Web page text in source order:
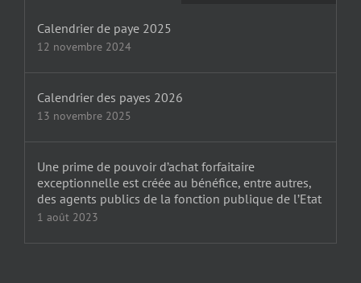
Calendrier de paye 2025
12 novembre 2024
Calendrier des payes 2026
13 novembre 2025
Une prime de pouvoir d’achat forfaitaire
exceptionnelle est créée au bénéfice, entre autres,
des agents publics de la fonction publique de l’Etat
1 août 2023